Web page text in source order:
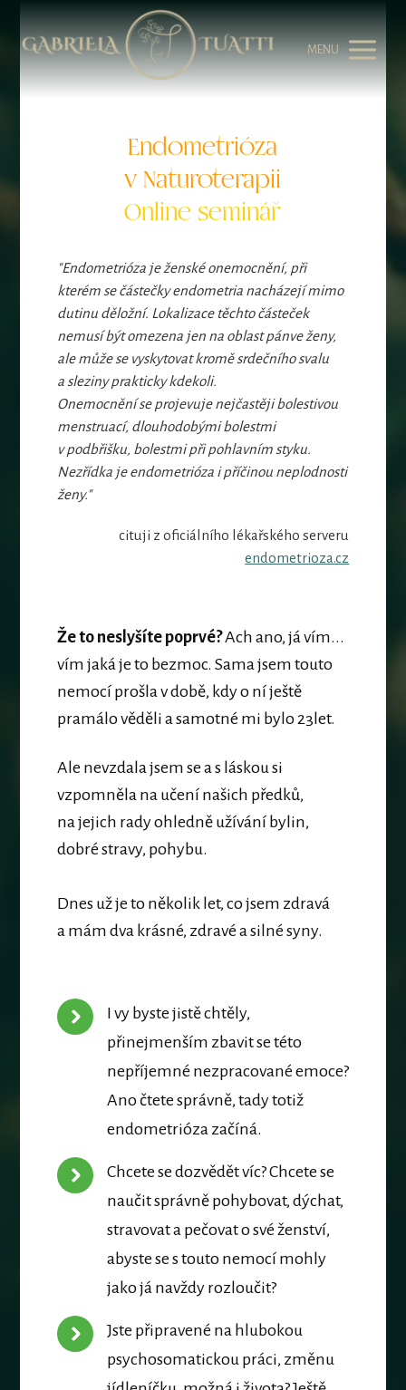
MENU
Endometrióza
v Naturoterapii
Online seminář
"Endometrióza je ženské onemocnění, při
kterém se částečky endometria nacházejí mimo
dutinu děložní. Lokalizace těchto částeček
nemusí být omezena jen na oblast pánve ženy,
ale může se vyskytovat kromě srdečního svalu
a sleziny prakticky kdekoli.
Onemocnění se projevuje nejčastěji bolestivou
menstruací, dlouhodobými bolestmi
v podbřišku, bolestmi při pohlavním styku.
Nezřídka je endometrióza i příčinou neplodnosti
ženy."
cituji z oficiálního lékařského serveru
endometrioza.cz
Že to neslyšíte poprvé?Ach ano, já vím...
vím jaká je to bezmoc. Sama jsem touto
nemocí prošla v době, kdy o ní ještě
pramálo věděli a samotné mi bylo 23let.
Ale nevzdala jsem se a s láskou si
vzpomněla na učení našich předků,
na jejich rady ohledně užívání bylin,
dobré stravy, pohybu.
Dnes už je to několik let, co jsem zdravá
a mám dva krásné, zdravé a silné syny.
I vy byste jistě chtěly,
přinejmenším zbavit se této
nepříjemné nezpracované emoce?
Ano čtete správně, tady totiž
endometrióza začíná.
Chcete se dozvědět víc? Chcete se
naučit správně pohybovat, dýchat,
stravovat a pečovat o své ženství,
abyste se s touto nemocí mohly
jako já navždy rozloučit?
Jste připravené na hlubokou
psychosomatickou práci, změnu